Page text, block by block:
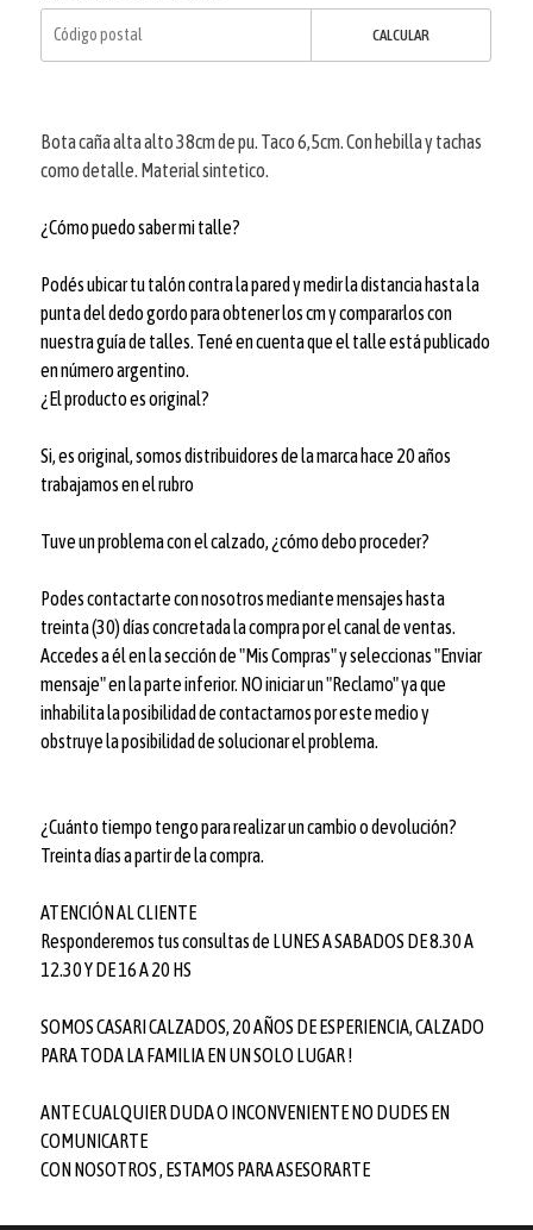
CALCULAR
Bota caña alta alto 38cm de pu. Taco 6,5cm. Con hebilla y tachas
como detalle. Material sintetico.
¿Cómo puedo saber mi talle?
Podés ubicar tu talón contra la pared y medir la distancia hasta la
punta del dedo gordo para obtener los cm y compararlos con
nuestra guía de talles. Tené en cuenta que el talle está publicado
en número argentino.
¿El producto es original?
Si, es original, somos distribuidores de la marca hace 20 años
trabajamos en el rubro
Tuve un problema con el calzado, ¿cómo debo proceder?
Podes contactarte con nosotros mediante mensajes hasta
treinta (30) días concretada la compra por el canal de ventas.
Accedes a él en la sección de "Mis Compras" y seleccionas "Enviar
mensaje" en la parte inferior. NO iniciar un "Reclamo" ya que
inhabilita la posibilidad de contactarnos por este medio y
obstruye la posibilidad de solucionar el problema.
¿Cuánto tiempo tengo para realizar un cambio o devolución?
Treinta días a partir de la compra.
ATENCIÓN AL CLIENTE
Responderemos tus consultas de LUNES A SABADOS DE 8.30 A
12.30 Y DE 16 A 20 HS
SOMOS CASARI CALZADOS, 20 AÑOS DE ESPERIENCIA, CALZADO
PARA TODA LA FAMILIA EN UN SOLO LUGAR !
ANTE CUALQUIER DUDA O INCONVENIENTE NO DUDES EN
COMUNICARTE
CON NOSOTROS , ESTAMOS PARA ASESORARTE